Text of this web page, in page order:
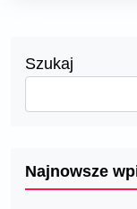
Szukaj
Najnowsze